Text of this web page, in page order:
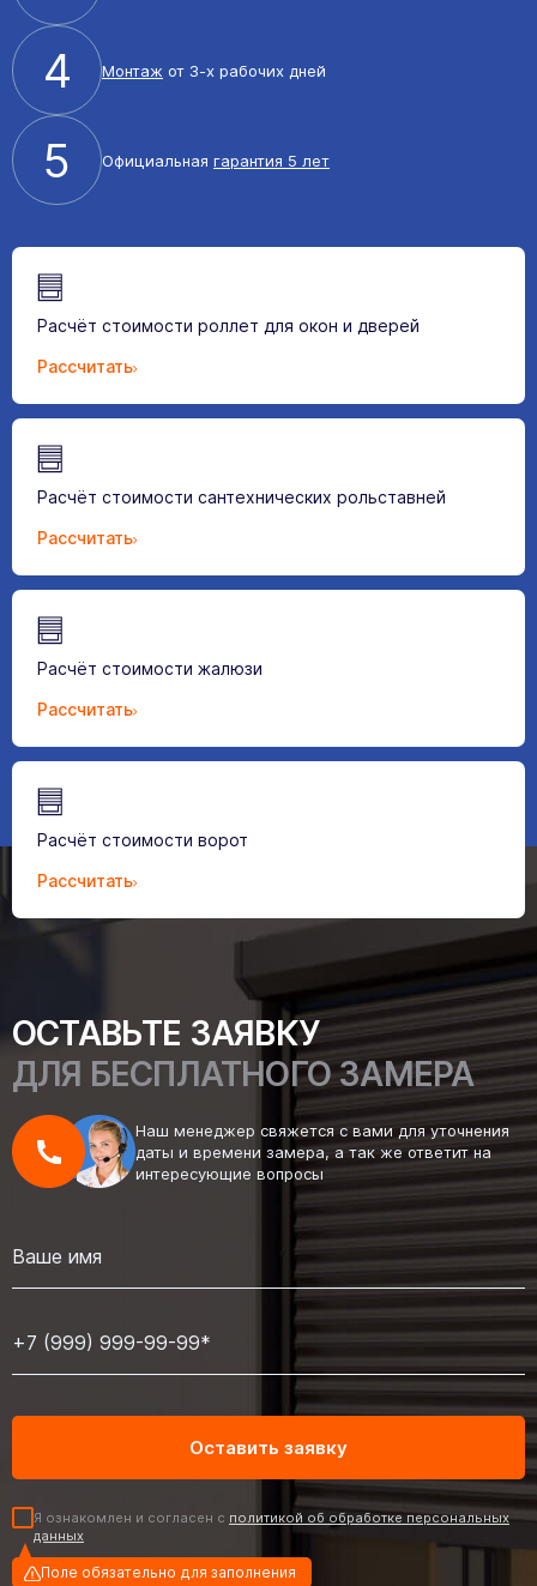
4 Монтаж от 3-х рабочих дней
5 Официальная гарантия 5 лет
Расчёт стоимости роллет для окон и дверей
Рассчитать
Расчёт стоимости сантехнических рольставней
Рассчитать
Расчёт стоимости жалюзи
Рассчитать
Расчёт стоимости ворот
Рассчитать
ОСТАВЬТЕ ЗАЯВКУ
ДЛЯ БЕСПЛАТНОГО ЗАМЕРА
Наш менеджер свяжется с вами для уточнения
даты и времени замера, а так же ответит на
интересующие вопросы
Я ознакомлен и согласен с политикой об обработке персональных
данных
Поле обязательно для заполнения